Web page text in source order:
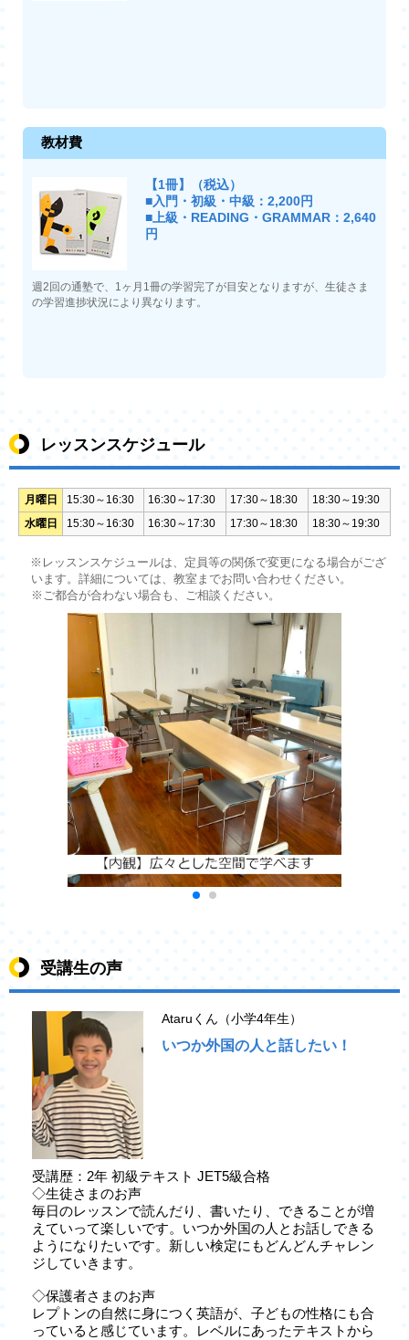
教材費
【1冊】（税込）
■入門・初級・中級：2,200円
■上級・READING・GRAMMAR：2,640
円
週2回の通塾で、1ヶ月1冊の学習完了が目安となりますが、生徒さま
の学習進捗状況により異なります。
レッスンスケジュール
月曜日 15:30～16:30 16:30～17:30 17:30～18:30
18:30～19:30
水曜日
15:30～16:30 16:30～17:30 17:30～18:30 18:30～19:30
※レッスンスケジュールは、定員等の関係で変更になる場合がござ
います。詳細については、教室までお問い合わせください。
※ご都合が合わない場合も、ご相談ください。
受講生の声
Ataruくん（小学4年生）
いつか外国の人と話したい！
受講歴：2年 初級テキスト JET5級合格
◇生徒さまのお声
毎日のレッスンで読んだり、書いたり、できることが増
えていって楽しいです。いつか外国の人とお話しできる
ようになりたいです。新しい検定にもどんどんチャレン
ジしていきます。
◇保護者さまのお声
レプトンの自然に身につく英語が、子どもの性格にも合
っていると感じています。レベルにあったテキストから